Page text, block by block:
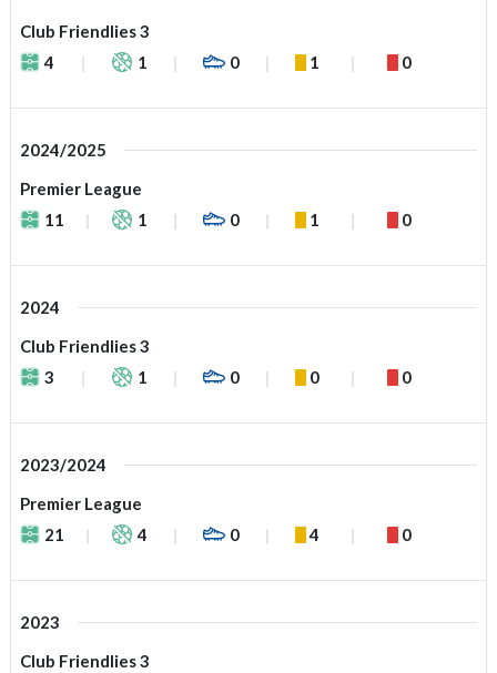
Club Friendlies 3
4
1 0 1 0
2024/2025
Premier League
11
1 0 1 0
2024
Club Friendlies 3
3
1 0 0 0
2023/2024
Premier League
21
4 0 4 0
2023
Club Friendlies 3